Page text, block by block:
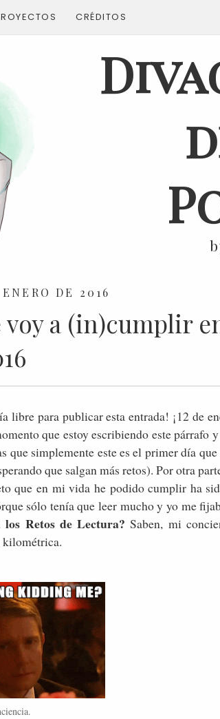
CRÉDITOS
DE 2016
voy a (in)cumplir
libre para publicar esta entrada! ¡12 de
que estoy escribiendo este párrafo
que simplemente este es el primer día que
que salgan más retos). Por otra
que en mi vida he podido cumplir ha
sólo tenía que leer mucho y yo me
los Retos de Lectura?Saben, mi
kilométrica.